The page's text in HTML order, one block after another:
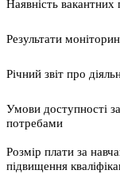
Наявність вакантних
Результати
Річний звіт про
Умови доступності
потребами
Розмір плати за
підвищення